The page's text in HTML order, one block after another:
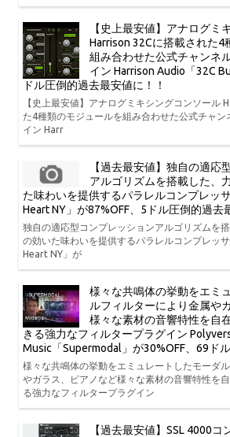
【史上最安値】アナログミ
Harrison 32Cに搭載された4
組み合わせた公式チャンネ
イン Harrison Audio「32C
ドル圧倒的過去最安値に！！
【史上最安値】アナログミキシングコンソール
た4種類のモジュールを組み合わせた公式チャン
イン Harr
【過去最安値】独自の適応
アルゴリズムを搭載した、
た味わいを提供するパラレルコンプレッ
Heart NY」が87%OFF、5ドル圧倒的過去
独自の適応型コンプレッションアルゴリズムを
の効いた味わいを提供するパラレルコンプレッ
Heart NY」が
様々な共鳴体の挙動をエミ
ルフィルターにより金属や
様々な素材の音響特性を自
きる強力なフィルタープラグイン
Music「Supermodal」が30%OFF、69ド
様々な共鳴体の挙動をエミュレートしたモーダ
やガラス、ピアノなど様々な素材の音響特性を
る強力なフィルタープラグイン
【過去最安値】SSL 4000